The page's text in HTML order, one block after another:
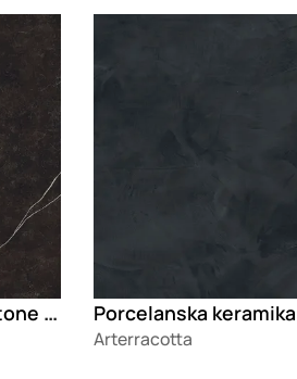
Porcelanska keramika Stone Kalos Bianco
Arterracotta